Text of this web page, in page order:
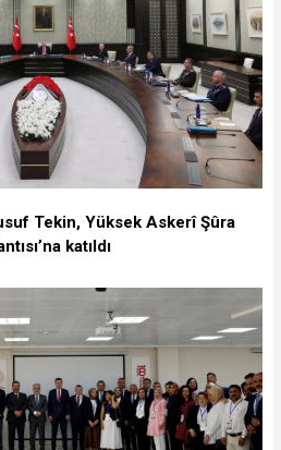
Tekin, Yüksek Askerî Şûra
katıldı